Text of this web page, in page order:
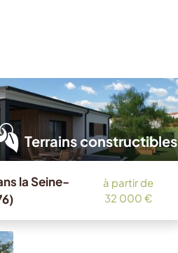
Terrains constructibles
la Seine-
à partir de
32 000 €